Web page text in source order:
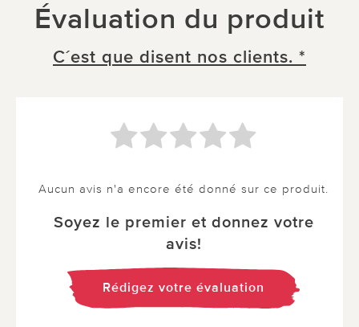
Évaluation du produit
C´est que disent nos clients. *
Aucun avis n'a encore été donné sur ce produit.
Soyez le premier et donnez votre
avis!
Rédigez votre évaluation